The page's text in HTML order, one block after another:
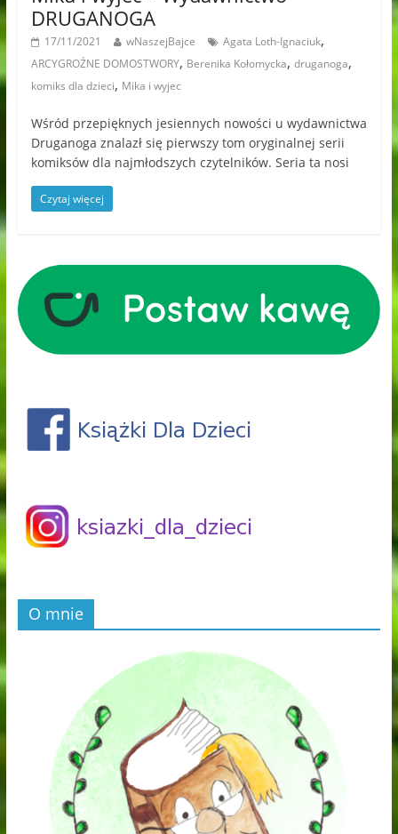
DRUGANOGA
17/11/2021 wNaszejBajce Agata Loth-Ignaciuk,
ARCYGROŹNE DOMOSTWORY, Berenika Kołomycka, druganoga,
komiks dla dzieci, Mika i wyjec
Wśród przepięknych jesiennych nowości u wydawnictwa
Druganoga znalazł się pierwszy tom oryginalnej serii
komiksów dla najmłodszych czytelników. Seria ta nosi
Czytaj więcej
O mnie